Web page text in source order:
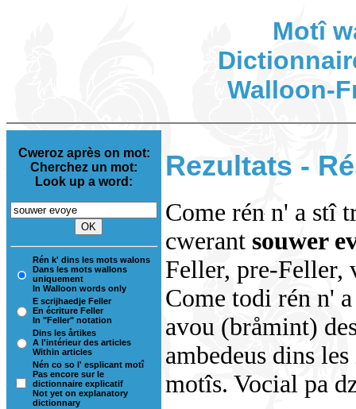
Motî
Walloon-
Cweroz après on mot:
Cherchez un mot:
Look up a word:
Rén k' dins les mots walons
Dans les mots wallons
uniquement
In Walloon words only
E scrijhaedje Feller
En écriture Feller
In "Feller" notation
Dins les årtikes
A l'intérieur des articles
Within articles
Nén co so l' esplicant motî
Pas encore sur le
dictionnaire explicatif
Not yet on explanatory
dictionnary
Rezultats -
Come rén n' a stî
cwerant souwer
Feller, pre-Feller,
Come todi rén n'
avou (bråmint)
ambedeus dins
motîs. Vocial pa